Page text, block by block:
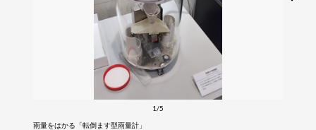
1/5
雨量をはかる「転倒ます型雨量計」